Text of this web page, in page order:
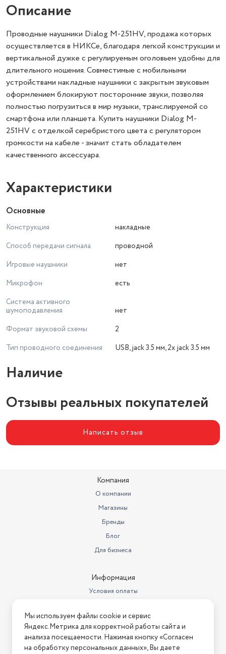
Описание
Проводные наушники Dialog M-251HV, продажа которых
осуществляется в НИКСе, благодаря легкой конструкции и
вертикальной дужке с регулируемым оголовьем удобны для
длительного ношения. Совместимые с мобильными
устройствами накладные наушники с закрытым звуковым
оформлением блокируют посторонние звуки, позволяя
полностью погрузиться в мир музыки, транслируемой со
смартфона или планшета. Купить наушники Dialog M-
251HV с отделкой серебристого цвета с регулятором
громкости на кабеле - значит стать обладателем
качественного аксессуара.
Характеристики
Основные
Конструкция
накладные
Способ передачи сигнала
проводной
Игровые наушники
нет
Микрофон
есть
Система активного
шумоподавления
нет
Формат звуковой схемы
2
Тип проводного соединения
USB, jack 3.5 мм, 2x jack 3.5 мм
Наличие
Отзывы реальных покупателей
Написать отзыв
Компания
О компании
Магазины
Бренды
Блог
Для бизнеса
Информация
Условия оплаты
Условия возврата
Нашли ошибку на сайте? Напишите нам
Мы используем файлы cookie и сервис
Яндекс.Метрика для корректной работы сайта и
анализа посещаемости. Нажимая кнопку «Согласен
на обработку персональных данных», Вы даете